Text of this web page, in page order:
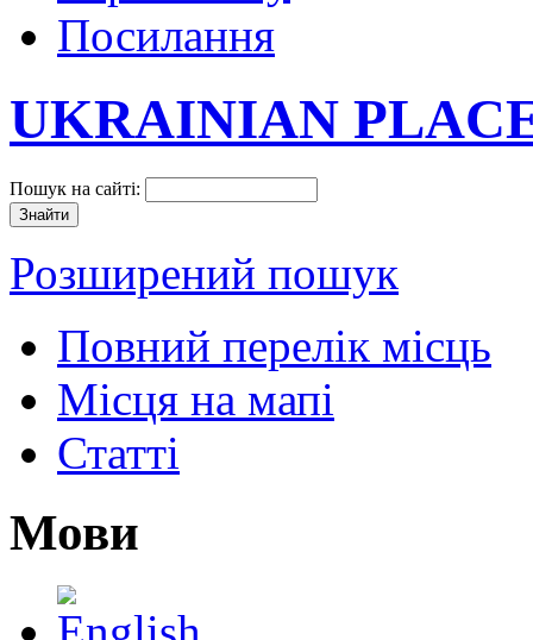
Посилання
UKRAINIAN
Пошук на сайті:
Розширений пошук
Повний перелік місць
Місця на мапі
Статті
Мови